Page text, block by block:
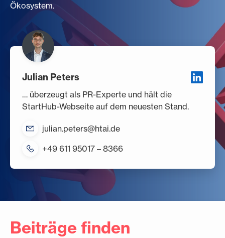
Ökosystem.
Julian Peters
… überzeugt als PR-Experte und hält die
StartHub-Webseite auf dem neuesten Stand.
julian.peters@htai.de
+49 611 95017 – 8366
Beiträge finden